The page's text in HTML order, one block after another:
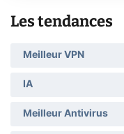
Les tendances
Meilleur VPN
IA
Meilleur Antivirus